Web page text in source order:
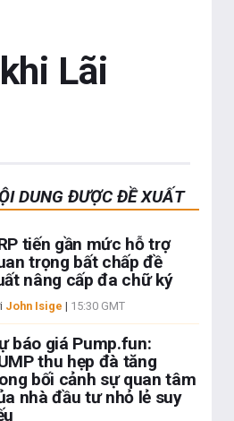
Lãi
DUNG ĐƯỢC ĐỀ XUẤT
tiến gần mức hỗ trợ
trọng bất chấp đề
nâng cấp đa chữ ký
John Isige | 15:30 GMT
báo giá Pump.fun:
thu hẹp đà tăng
bối cảnh sự quan tâm
nhà đầu tư nhỏ lẻ suy